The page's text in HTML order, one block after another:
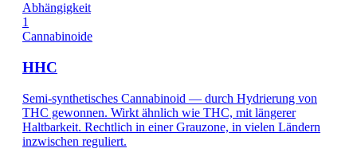
Abhängigkeit
1
Cannabinoide
HHC
Semi-synthetisches Cannabinoid — durch Hydrierung von
THC gewonnen. Wirkt ähnlich wie THC, mit längerer
Haltbarkeit. Rechtlich in einer Grauzone, in vielen Ländern
inzwischen reguliert.